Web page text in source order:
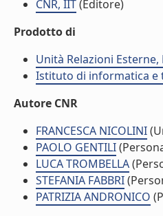
CNR, IIT(Editore)
Prodotto di
Unità Relazioni
Istituto di informatica e
Autore CNR
FRANCESCA NICOLINI
PAOLO GENTILI
LUCA TROMBELLA
STEFANIA FABBRI
PATRIZIA ANDRONICO